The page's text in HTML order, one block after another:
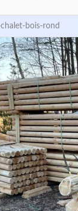
bois-rond